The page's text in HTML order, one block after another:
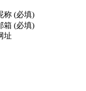
称 (必填)
箱 (必填)
址